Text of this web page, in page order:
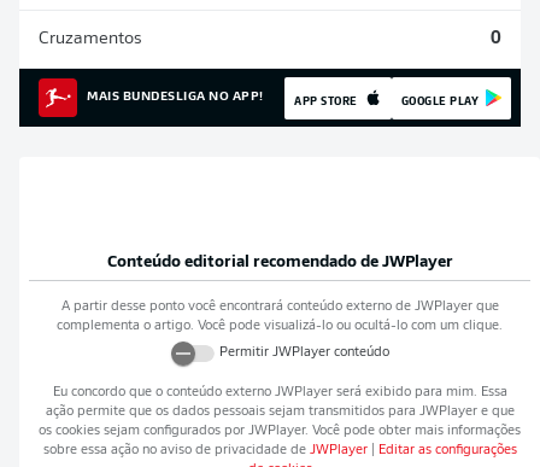
Cruzamentos 0
MAIS BUNDESLIGA NO APP! APP STORE GOOGLE PLAY
Conteúdo editorial recomendado de JWPlayer
A partir desse ponto você encontrará conteúdo externo de JWPlayerque
complementa o artigo. Você pode visualizá-lo ou ocultá-lo com um clique.
Permitir JWPlayerconteúdo
Eu concordo que o conteúdo externo JWPlayerserá exibido para mim. Essa
ação permite que os dados pessoais sejam transmitidos para JWPlayere que
os cookies sejam configurados por JWPlayer. Você pode obter mais informações
sobre essa ação no aviso de privacidade de JWPlayer
Editar as configurações